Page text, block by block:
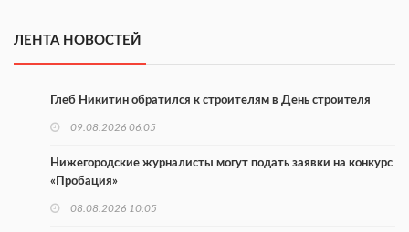
ЛЕНТА НОВОСТЕЙ
Глеб Никитин обратился к строителям в День строителя
09.08.2026 06:05
Нижегородские журналисты могут подать заявки на конкурс
«Пробация»
08.08.2026 10:05